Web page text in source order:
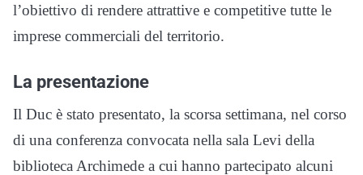
l’obiettivo di rendere attrattive e competitive tutte le
imprese commerciali del territorio.
La presentazione
Il Duc è stato presentato, la scorsa settimana, nel corso
di una conferenza convocata nella sala Levi della
biblioteca Archimede a cui hanno partecipato alcuni